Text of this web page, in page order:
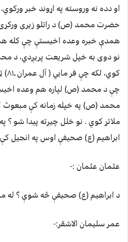
او دده نه وروسته په اړوند خبر ورکوي،
حضرت محمد (ص) د راتلو زیری
همدې خبره وعده اخیستې چې
نو دوی به خپل شریعت پریږدي، د
چې د محمد (ص) لپاره هم وعده
محمد (ص) په خپله زمانه کې مبعوث
ملاتړ کوي . نو خلل چیرته پیدا شو ؟
ابراهیم (ع) صحیفې اوس په انجیل
عثمان عثمان :-
د ابراهیم (ع) صحیفې څه شوې ؟ له
عمر سلیمان الاشقر:-